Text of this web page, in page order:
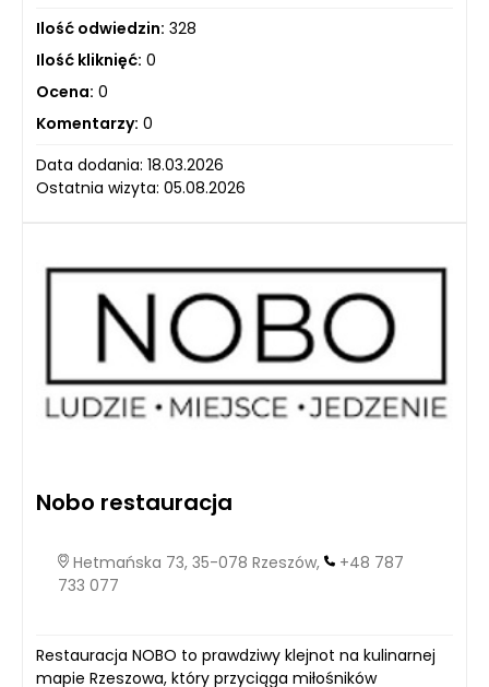
Ilość odwiedzin: 328
Ilość kliknięć: 0
Ocena: 0
Komentarzy: 0
Data dodania: 18.03.2026
Ostatnia wizyta: 05.08.2026
Nobo restauracja
Hetmańska 73, 35-078 Rzeszów,
+48 787
733 077
Restauracja NOBO to prawdziwy klejnot na kulinarnej
mapie Rzeszowa, który przyciąga miłośników